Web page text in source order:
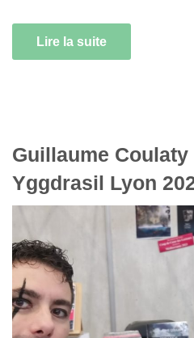
Lire la suite
Guillaume
Yggdrasil Lyon